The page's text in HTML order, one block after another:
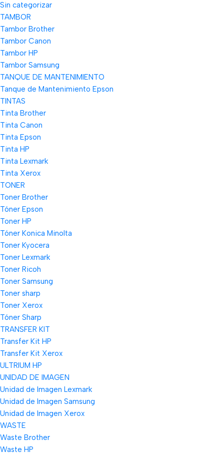
Sin categorizar
TAMBOR
Tambor Brother
Tambor Canon
Tambor HP
Tambor Samsung
TANQUE DE MANTENIMIENTO
Tanque de Mantenimiento Epson
TINTAS
Tinta Brother
Tinta Canon
Tinta Epson
Tinta HP
Tinta Lexmark
Tinta Xerox
TONER
Toner Brother
Tóner Epson
Toner HP
Tóner Konica Minolta
Toner Kyocera
Toner Lexmark
Toner Ricoh
Toner Samsung
Toner sharp
Toner Xerox
Tóner Sharp
TRANSFER KIT
Transfer Kit HP
Transfer Kit Xerox
ULTRIUM HP
UNIDAD DE IMAGEN
Unidad de Imagen Lexmark
Unidad de Imagen Samsung
Unidad de Imagen Xerox
WASTE
Waste Brother
Waste HP